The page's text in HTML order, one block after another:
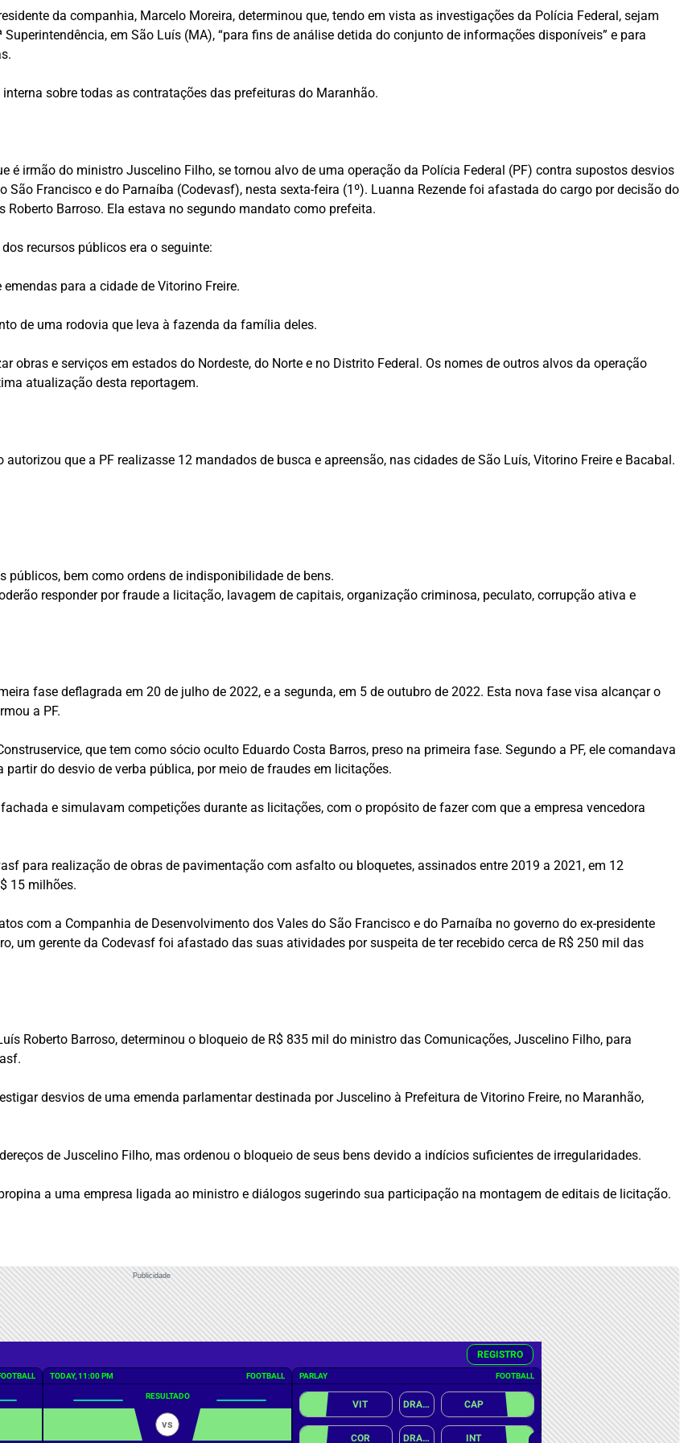
da companhia, Marcelo Moreira, determinou que, tendo em vista as investigações da Polícia Federal, sejam
em São Luís (MA), “para fins de análise detida do conjunto de informações disponíveis” e para
sobre todas as contratações das prefeituras do Maranhão.
é irmão do ministro Juscelino Filho, se tornou alvo de uma operação da Polícia Federal (PF) contra supostos desvios
São Francisco e do Parnaíba (Codevasf), nesta sexta-feira (1º). Luanna Rezende foi afastada do cargo por decisão do
Barroso. Ela estava no segundo mandato como prefeita.
recursos públicos era o seguinte:
para a cidade de Vitorino Freire.
de uma rodovia que leva à fazenda da família deles.
obras e serviços em estados do Nordeste, do Norte e no Distrito Federal. Os nomes de outros alvos da operação
atualização desta reportagem.
que a PF realizasse 12 mandados de busca e apreensão, nas cidades de São Luís, Vitorino Freire e Bacabal.
públicos, bem como ordens de indisponibilidade de bens.
responder por fraude a licitação, lavagem de capitais, organização criminosa, peculato, corrupção ativa e
fase deflagrada em 20 de julho de 2022, e a segunda, em 5 de outubro de 2022. Esta nova fase visa alcançar o
a PF.
que tem como sócio oculto Eduardo Costa Barros, preso na primeira fase. Segundo a PF, ele comandava
do desvio de verba pública, por meio de fraudes em licitações.
e simulavam competições durante as licitações, com o propósito de fazer com que a empresa vencedora
para realização de obras de pavimentação com asfalto ou bloquetes, assinados entre 2019 a 2021, em 12
15 milhões.
com a Companhia de Desenvolvimento dos Vales do São Francisco e do Parnaíba no governo do ex-presidente
um gerente da Codevasf foi afastado das suas atividades por suspeita de ter recebido cerca de R$ 250 mil das
Roberto Barroso, determinou o bloqueio de R$ 835 mil do ministro das Comunicações, Juscelino Filho, para
desvios de uma emenda parlamentar destinada por Juscelino à Prefeitura de Vitorino Freire, no Maranhão,
de Juscelino Filho, mas ordenou o bloqueio de seus bens devido a indícios suficientes de irregularidades.
a uma empresa ligada ao ministro e diálogos sugerindo sua participação na montagem de editais de licitação.
Publicidade